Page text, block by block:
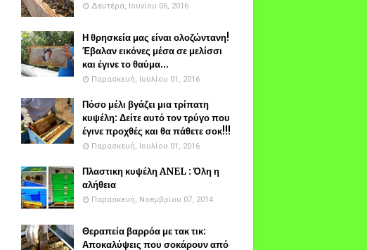
Δευτέρα, Ιουνίου 06, 2016
Η θρησκεία μας είναι ολοζώντανη!
Έβαλαν εικόνες μέσα σε μελίσσι
και έγινε το θαύμα...
Παρασκευή, Ιουλίου 01, 2016
Πόσο μέλι βγάζει μια τρίπατη
κυψέλη: Δείτε αυτό τον τρύγο που
έγινε προχθές και θα πάθετε σοκ!!!
Παρασκευή, Ιουλίου 01, 2016
Πλαστικη κυψέλη ANEL : Όλη η
αλήθεια
Παρασκευή, Νοεμβρίου 07, 2014
Θεραπεία βαρρόα με τακ τικ:
Αποκαλύψεις που σοκάρουν από